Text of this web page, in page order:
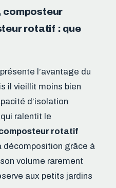
composteur
rotatif : que
l’avantage du
il vieillit moins bien
d’isolation
ralentit le
rotatif
décomposition grâce à
volume rarement
aux petits jardins